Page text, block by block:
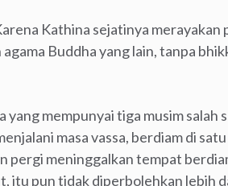
Kathina sejatinya merayakan
Buddha yang lain, tanpa
mempunyai tiga musim salah
masa vassa, berdiam di
pergi meninggalkan tempat
itu pun tidak diperbolehkan lebih